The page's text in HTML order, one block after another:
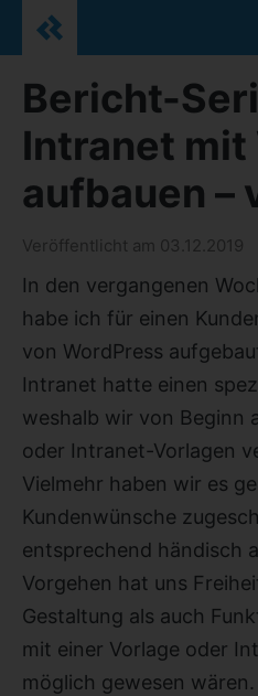
Bericht-
Intranet mit
aufbauen –
Veröffentlicht am 03.12.2019
In den vergangenen
habe ich für einen
von WordPress
Intranet hatte einen
weshalb wir von Beginn
oder Intranet-Vorlagen
Vielmehr haben wir es
Kundenwünsche
entsprechend händisch
Vorgehen hat uns
Gestaltung als auch
mit einer Vorlage oder
möglich gewesen wären.